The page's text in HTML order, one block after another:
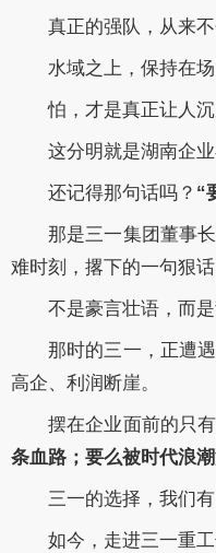
真正的强队，从来
水域之上，保持在
怕，才是真正让人沉
这分明就是湖南企
还记得那句话吗？ “
那是三一集团董事
难时刻，撂下的一句狠话
不是豪言壮语，而是
那时的三一，正遭
高企、利润断崖。
摆在企业面前的只有
条血路；要么被时代浪潮
三一的选择，我们有
如今，走进三一重